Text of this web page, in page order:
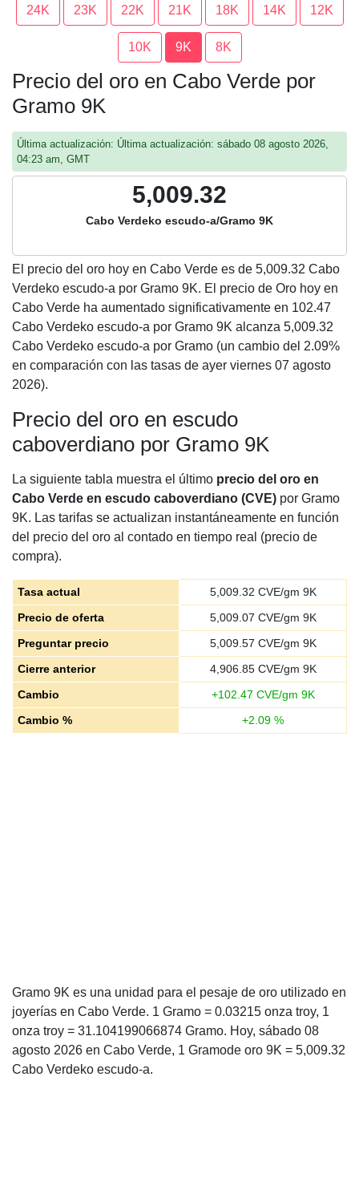
24K 23K 22K 21K 18K 14K 12K
10K 9K 8K
Precio del oro en Cabo Verde por
Gramo 9K
Última actualización: Última actualización: sábado 08 agosto 2026,
04:23 am, GMT
5,009.32
Cabo Verdeko escudo-a/Gramo 9K
El precio del oro hoy en Cabo Verde es de 5,009.32 Cabo
Verdeko escudo-a por Gramo 9K. El precio de Oro hoy en
Cabo Verde ha aumentado significativamente en 102.47
Cabo Verdeko escudo-a por Gramo 9K alcanza 5,009.32
Cabo Verdeko escudo-a por Gramo (un cambio del 2.09%
en comparación con las tasas de ayer viernes 07 agosto
2026).
Precio del oro en escudo
caboverdiano por Gramo 9K
La siguiente tabla muestra el último precio del oro en
Cabo Verde en escudo caboverdiano (CVE) por Gramo
9K. Las tarifas se actualizan instantáneamente en función
del precio del oro al contado en tiempo real (precio de
compra).
Tasa actual 5,009.32 CVE/gm 9K
Precio de oferta
5,009.07 CVE/gm 9K
Preguntar precio
5,009.57 CVE/gm 9K
Cierre anterior
4,906.85CVE/gm 9K
Cambio
+102.47 CVE/gm 9K
Cambio %
+2.09 %
Gramo 9K es una unidad para el pesaje de oro utilizado en
joyerías en Cabo Verde. 1 Gramo = 0.03215 onza troy, 1
onza troy = 31.104199066874 Gramo. Hoy, sábado 08
agosto 2026 en Cabo Verde, 1 Gramode oro 9K = 5,009.32
Cabo Verdeko escudo-a.